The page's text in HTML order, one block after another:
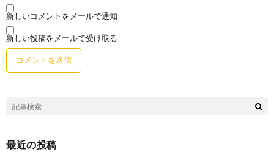
新しいコメントをメールで通知
新しい投稿をメールで受け取る
最近の投稿